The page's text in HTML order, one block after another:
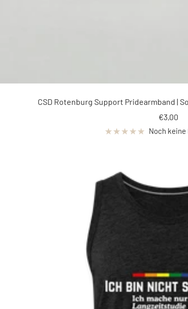
CSD Rotenburg Support Pridearmband |
€3,00
Noch